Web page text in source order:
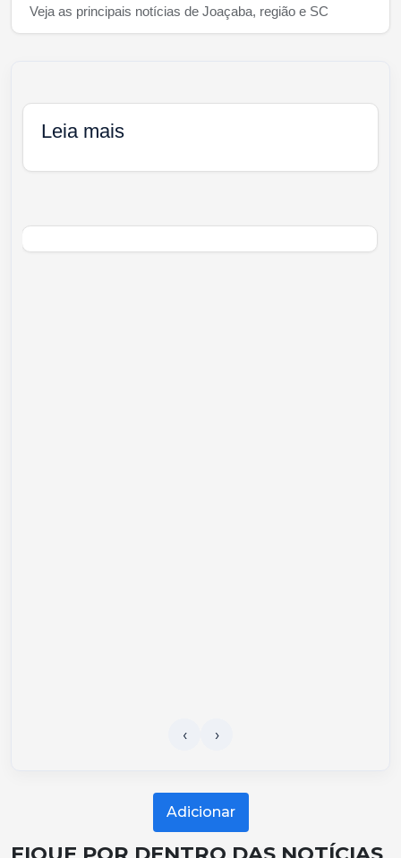
Veja as principais notícias de Joaçaba, região e SC
Leia mais
Adicionar